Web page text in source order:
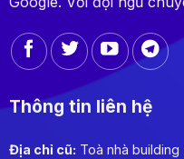
Thông tin liên hệ
Địa chỉ cũ: Toà nhà building